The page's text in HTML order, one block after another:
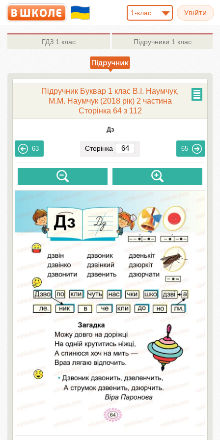
1-клас
ГДЗ 1 клас Підручники 1 клас
Підручник Буквар 1 клас В.І. Наумчук,
М.М. Наумчук (2018 рік) 2 частина
Сторінка 64 з 112
Дз
63 Сторінка 65